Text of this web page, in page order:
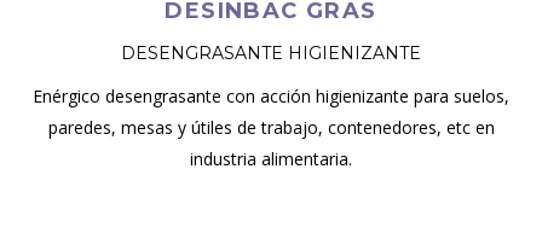
DESINBAC GRAS
DESENGRASANTE HIGIENIZANTE
Enérgico desengrasante con acción higienizante para suelos,
paredes, mesas y útiles de trabajo, contenedores, etc en
industria alimentaria.